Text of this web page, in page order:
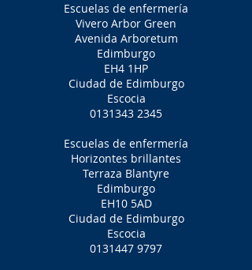
Escuelas de enfermería
Vivero Arbor Green
Avenida Arboretum
Edimburgo
EH4 1HP
Ciudad de Edimburgo
Escocia
0131343 2345
Escuelas de enfermería
Horizontes brillantes
Terraza Blantyre
Edimburgo
EH10 5AD
Ciudad de Edimburgo
Escocia
0131447 9797